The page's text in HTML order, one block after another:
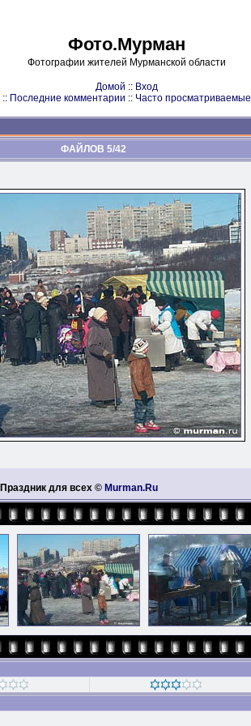
Фото.Мурман
Фотографии жителей Мурманской области
Домой :: Вход
:: Последние комментарии :: Часто просматриваемые
ФАЙЛОВ 5/42
Праздник для всех © Murman.Ru